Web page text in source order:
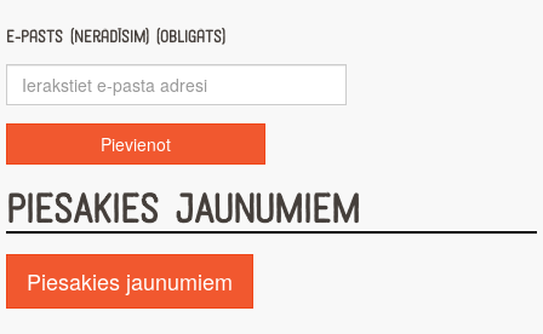
E-pasts (nerādīsim) (obligāts)
PIESAKIES JAUNUMIEM
Piesakies jaunumiem